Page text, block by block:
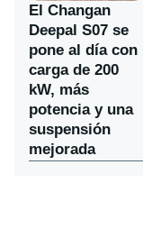
El Changan
Deepal S07 se
pone al día con
carga de 200
kW, más
potencia y una
suspensión
mejorada